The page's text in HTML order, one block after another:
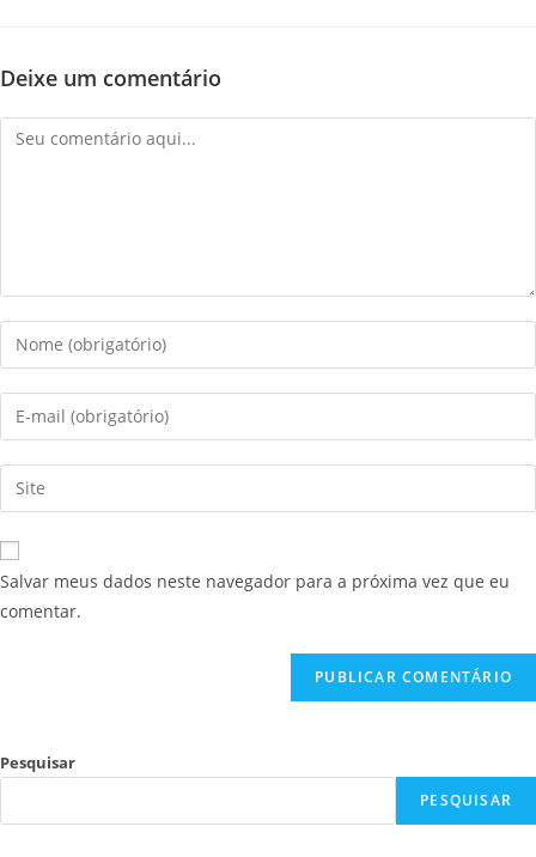
Deixe um comentário
Salvar meus dados neste navegador para a próxima vez que eu
comentar.
Pesquisar
PESQUISAR